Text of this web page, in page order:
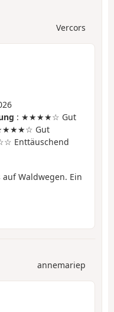
Vercors
: ★★★★☆ Gut
Gut
Enttäuschend
Waldwegen. Ein
annemariep